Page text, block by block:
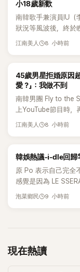
小18歲新歡
南韓歌手兼演員IU（
狀況等風波後，終於
張近況照，讓大批粉
江南美人 8 小時前
韓星
45歲男星拒婚原因
愛？」：我做不到
南韓男團 Fly to the
上YouTube節目時，
另一半的口臭、便便
江南美人 8 小時前
熱議討論
韓娛熱議-i-dle回歸
原 Po 表示自己完全
感覺是因為 LE
泡菜鄉民 9 小時前
現在熱讀